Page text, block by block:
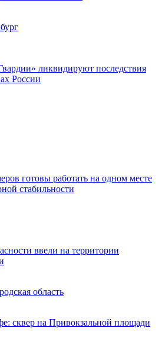
ликвидируют последствия
России
готовы работать на одном месте
стабильности
ввели на территории
область
сквер на Привокзальной площади